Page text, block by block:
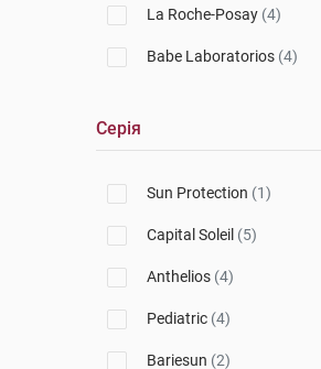
La Roche-Posay (4)
Babe Laboratorios (4)
Серія
Sun Protection (1)
Capital Soleil (5)
Anthelios (4)
Pediatric (4)
Bariesun (2)